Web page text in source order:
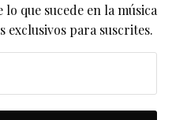
que sucede en la música
exclusivos para suscrites.